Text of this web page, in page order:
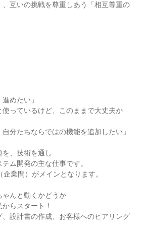
互いの挑戦を尊重しあう「相互尊重の
めたい」
使っているけど、このままで大丈夫か
自分たちならではの機能を追加したい」
、技術を通し
ム開発の主な仕事です。
業間）がメインとなります。
ゃんと動くかどうか
らスタート！
設計書の作成、お客様へのヒアリング